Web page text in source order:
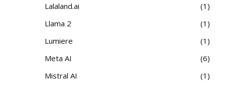
Lalaland.ai
1
Llama 2
1
Lumiere
1
Meta AI
6
Mistral AI
1